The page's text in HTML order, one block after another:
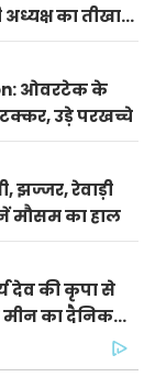
अध्यक्ष का तीखा
ओवरटेक के
टक्कर, उड़े परखच्चे
झज्जर, रेवाड़ी
मौसम का हाल
देव की कृपा से
का दैनिक